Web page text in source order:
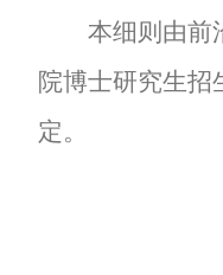
本细则由前
院博士研究生招
定。